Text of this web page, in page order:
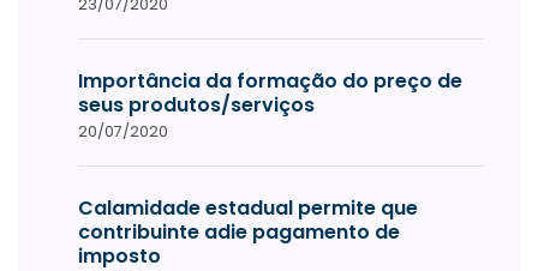
23/07/2020
Importância da formação do preço de
seus produtos/serviços
20/07/2020
Calamidade estadual permite que
contribuinte adie pagamento de
imposto